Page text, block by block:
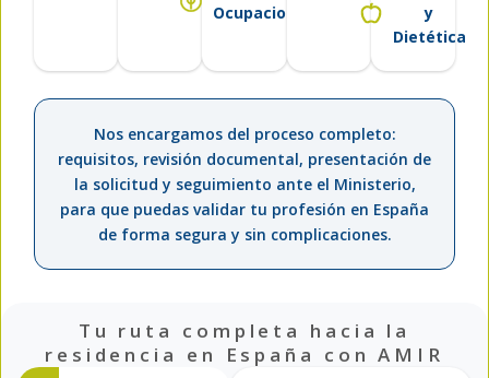
Ocupacional
y
Dietética
Nos encargamos del proceso completo:
requisitos, revisión documental, presentación de
la solicitud y seguimiento ante el Ministerio,
para que puedas validar tu profesión en España
de forma segura y sin complicaciones.
Tu ruta completa hacia la
residencia en España con AMIR